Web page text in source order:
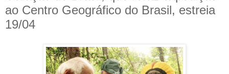
ao Centro Geográfico do Brasil, estreia
19/04